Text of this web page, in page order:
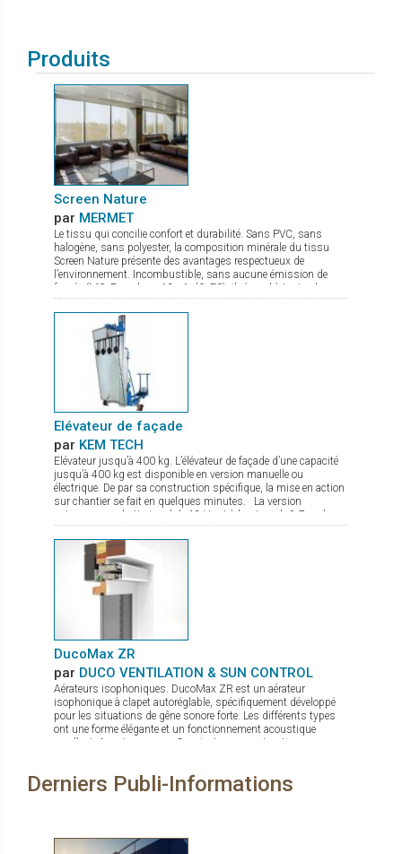
Produits
Screen Nature
par MERMET
Le tissu qui concilie confort et durabilité. Sans PVC, sans
halogène, sans polyester, la composition minérale du tissu
Screen Nature présente des avantages respectueux de
l’environnement. Incombustible, sans aucune émission de
fumée (M0, Euroclass A2-s1-d0, F0), il répond à toutes les
exigences tant en termes de sécurité que de santé. Ce tissu à
l’excellente transparence possède de nombreux atouts : bonne
maîtrise de l’éblouissement confort thermique optimal stabilité
dimensionnelle, durabilité et résistance mécanique qui lui
confèrent une planéité parfaite même en grande dimension. Ce
tissu élégant et très fin, idéal pour des stores s'insérant dans
des espaces de faible encombrement, est disponible en 7
coloris et 2 largeurs de 180 et 240 cm
Elévateur de façade
par KEM TECH
Elévateur jusqu’à 400 kg. L’élévateur de façade d’une capacité
jusqu’à 400 kg est disponible en version manuelle ou
électrique. De par sa construction spécifique, la mise en action
sur chantier se fait en quelques minutes. La version
autonome sur batterie gel de 12 V est à hauteur de 8,7 m, le
treuil de levage commandé par une radio commande est équipé
d’un double frein. Le chassis est à largeur réglable avec pieds
de stabilisation à hauteur réglable. De nombreux accessoires
sont disponibles comme fourche de levage, potence avec
crochet.
DucoMax ZR
par DUCO VENTILATION & SUN CONTROL
Aérateurs isophoniques. DucoMax ZR est un aérateur
isophonique à clapet autoréglable, spécifiquement développé
pour les situations de gêne sonore forte. Les différents types
ont une forme élégante et un fonctionnement acoustique
excellent. Avantages: Convient aux constructions en
sifflements en cas de sur ou sous-pressions grâce au clapet
Derniers Publi-Informations